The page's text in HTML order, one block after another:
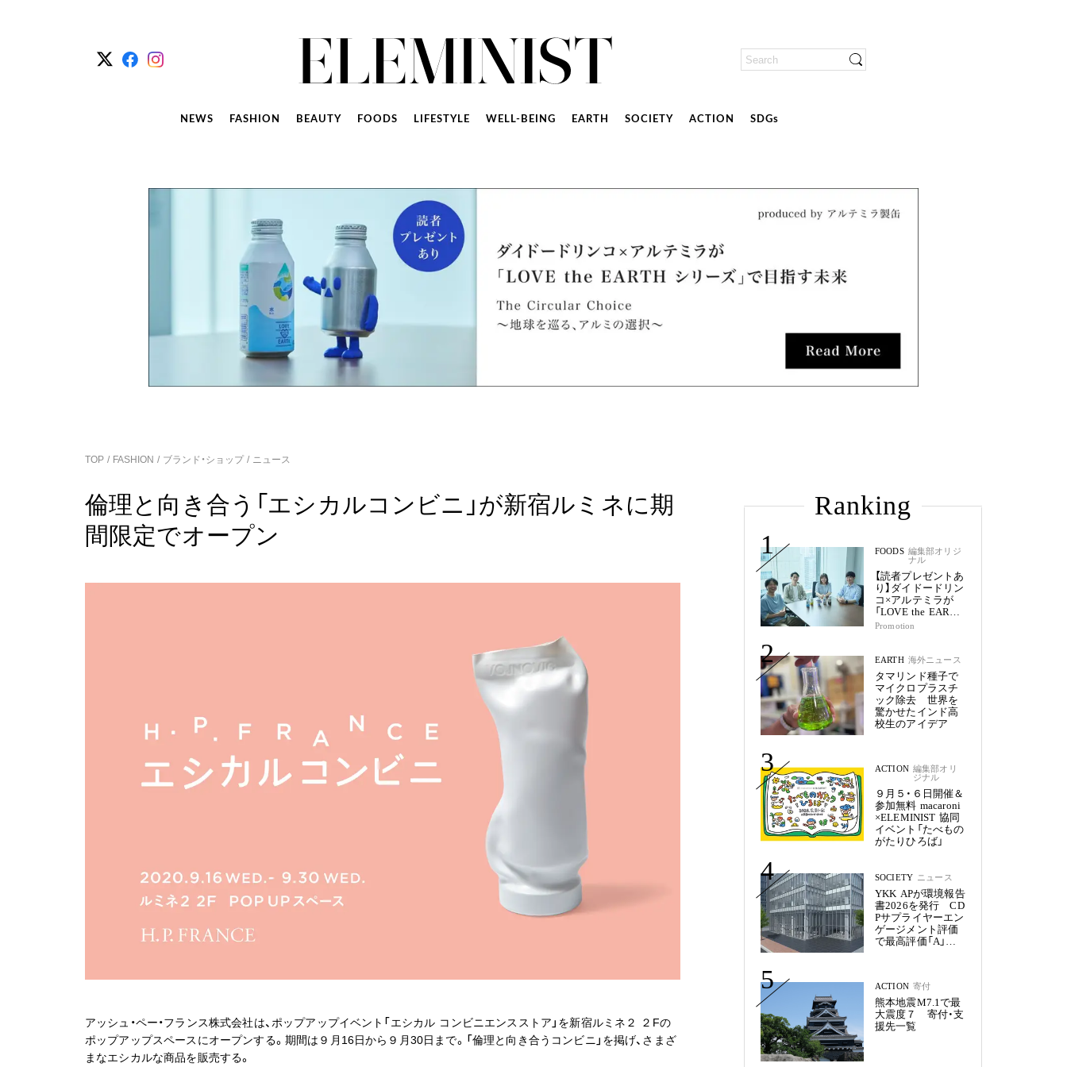
NEWS FASHION BEAUTY FOODS LIFESTYLE WELL-BEING EARTH SOCIETY ACTION SDGs
TOP FASHION ブランド・ショップ ニュース
倫理と向き合う「エシカルコンビニ」が新宿ルミネに期
間限定でオープン
アッシュ・ペー・フランス株式会社は、ポップアップイベント「エシカル コンビニエンスストア」を新宿ルミネ２ ２Fの
ポップアップスペースにオープンする。期間は９月16日から９月30日まで。「倫理と向き合うコンビニ」を掲げ、さまざ
まなエシカルな商品を販売する。
Ranking
1
FOODS 編集部オリジ
ナル
【読者プレゼントあ
り】ダイドードリン
コ×アルテミラが
「LOVE the EARTH
シリーズ」で目指す
Promotion
2 EARTH 海外ニュース
タマリンド種子で
マイクロプラスチ
ック除去 世界を
驚かせたインド高
校生のアイデア
3 ACTION 編集部オリ
ジナル
９月５・６日開催＆
参加無料 macaroni
×ELEMINIST 協同
イベント「たべもの
がたりひろば」
4 SOCIETY ニュース
YKK APが環境報告
書2026を発行 CD
Pサプライヤーエン
ゲージメント評価
で最高評価「A」を
5 ACTION 寄付
熊本地震M7.1で最
大震度７ 寄付・支
援先一覧